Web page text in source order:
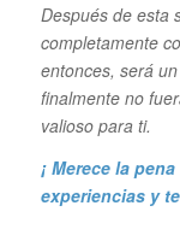
Después de esta
completamente
entonces, será
finalmente no
valioso para ti.
¡ Merece la
experiencias y